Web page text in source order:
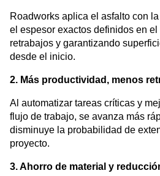
Roadworks aplica el asfalto con
el espesor exactos definidos en
retrabajos y garantizando
desde el inicio.
2. Más productividad, menos
Al automatizar tareas críticas y
flujo de trabajo, se avanza más
disminuye la probabilidad de
proyecto.
3. Ahorro de material y